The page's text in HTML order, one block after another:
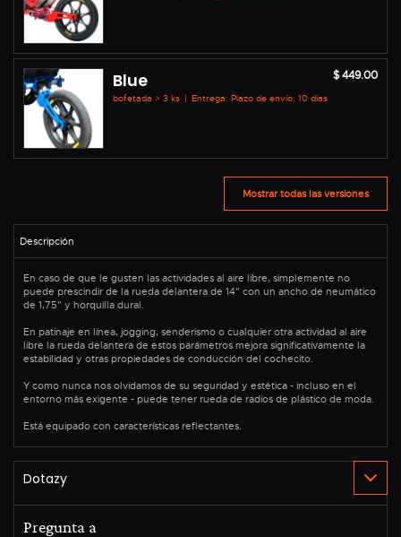
Blue
bofetada > 3 ks | Entrega: Plazo de envío: 10 días
$ 449.00
Mostrar todas las versiones
En caso de que le gusten las actividades al aire libre, simplemente no
puede prescindir de la rueda delantera de 14" con un ancho de neumático
de 1,75" y horquilla dural.
En patinaje en línea, jogging, senderismo o cualquier otra actividad al aire
libre la rueda delantera de estos parámetros mejora significativamente la
estabilidad y otras propiedades de conducción del cochecito.
Y como nunca nos olvidamos de su seguridad y estética - incluso en el
entorno más exigente - puede tener rueda de radios de plástico de moda.
Está equipado con características reflectantes.
Pregunta a